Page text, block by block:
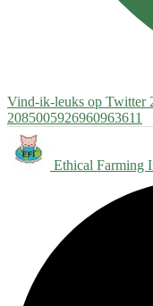
Vind-ik-leuks op Twitter
2085005926960963611
Ethical Farming